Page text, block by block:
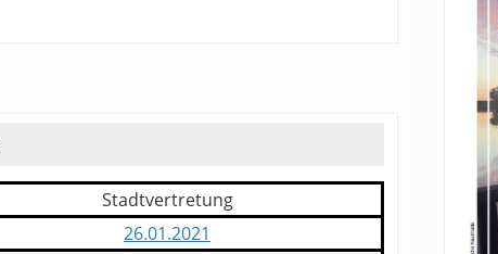
Stadtvertretung
26.01.2021